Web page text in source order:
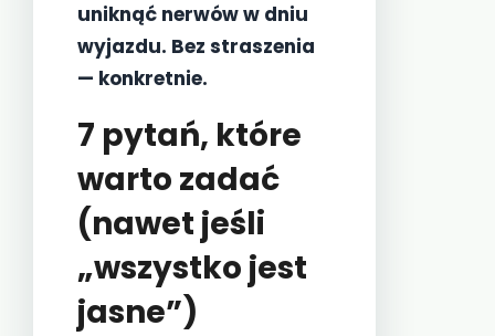
uniknąć nerwów w dniu
wyjazdu. Bez straszenia
— konkretnie.
7 pytań, które
warto zadać
(nawet jeśli
„wszystko jest
jasne”)